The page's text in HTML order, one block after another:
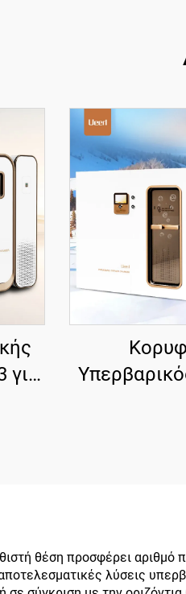
για
θέση προσφέρει αριθμό
λύσεις